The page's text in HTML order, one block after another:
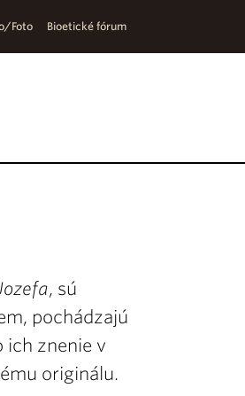
Foto Bioetické fórum
, sú
pochádzajú
ich znenie v
originálu.